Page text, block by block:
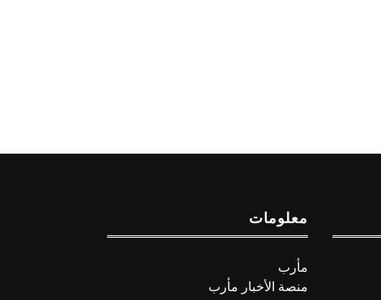
معلومات
مأرب
منصة الأخبار مأرب